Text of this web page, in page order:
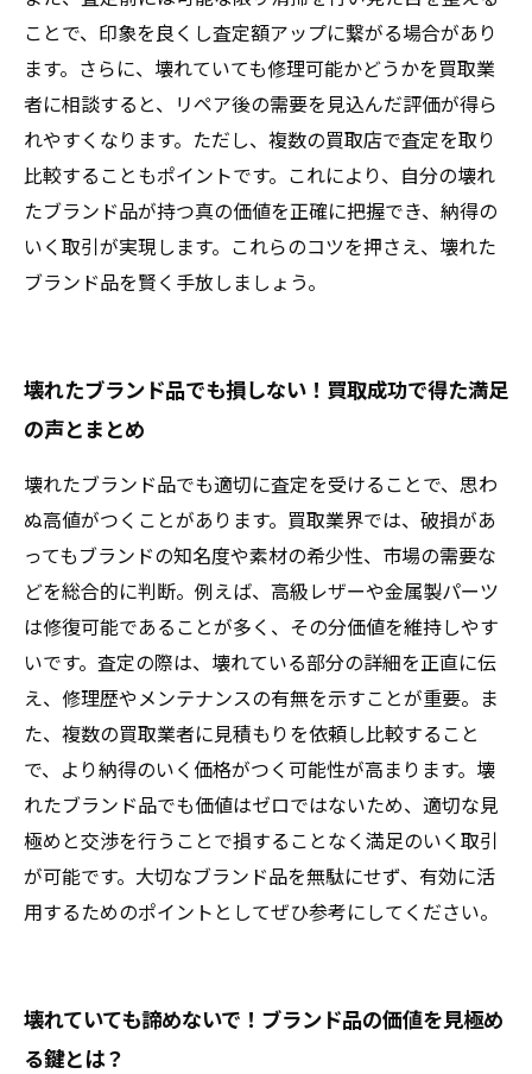
ことで、印象を良くし査定額アップに繋がる場合があり
ます。さらに、壊れていても修理可能かどうかを買取業
者に相談すると、リペア後の需要を見込んだ評価が得ら
れやすくなります。ただし、複数の買取店で査定を取り
比較することもポイントです。これにより、自分の壊れ
たブランド品が持つ真の価値を正確に把握でき、納得の
いく取引が実現します。これらのコツを押さえ、壊れた
ブランド品を賢く手放しましょう。
壊れたブランド品でも損しない！買取成功で得た満足
の声とまとめ
壊れたブランド品でも適切に査定を受けることで、思わ
ぬ高値がつくことがあります。買取業界では、破損があ
ってもブランドの知名度や素材の希少性、市場の需要な
どを総合的に判断。例えば、高級レザーや金属製パーツ
は修復可能であることが多く、その分価値を維持しやす
いです。査定の際は、壊れている部分の詳細を正直に伝
え、修理歴やメンテナンスの有無を示すことが重要。ま
た、複数の買取業者に見積もりを依頼し比較すること
で、より納得のいく価格がつく可能性が高まります。壊
れたブランド品でも価値はゼロではないため、適切な見
極めと交渉を行うことで損することなく満足のいく取引
が可能です。大切なブランド品を無駄にせず、有効に活
用するためのポイントとしてぜひ参考にしてください。
壊れていても諦めないで！ブランド品の価値を見極め
る鍵とは？